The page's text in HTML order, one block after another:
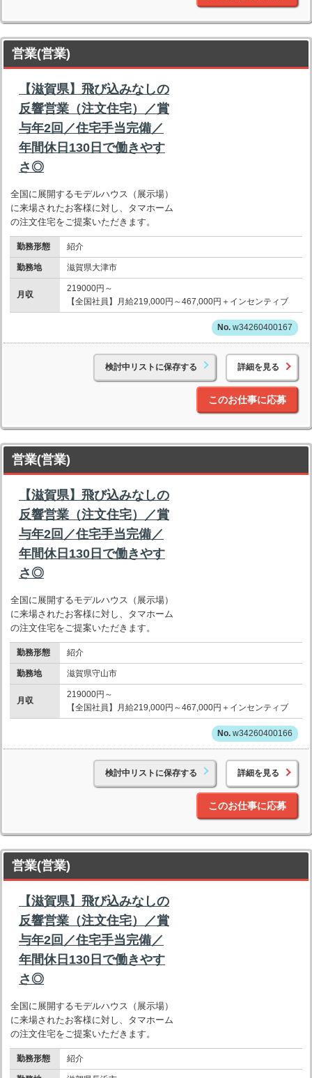
営業(営業)
【滋賀県】飛び込みなしの
反響営業（注文住宅）／賞
与年2回／住宅手当完備／
年間休日130日で働きやす
さ◎
全国に展開するモデルハウス（展示場）
に来場されたお客様に対し、タマホーム
の注文住宅をご提案いただきます。
勤務形態 紹介
勤務地 滋賀県大津市
月収
219000円～
【全国社員】月給219,000円～467,000円＋インセンティブ
w34260400167
検討中リストに保存する 詳細を見る
このお仕事に応募
営業(営業)
【滋賀県】飛び込みなしの
反響営業（注文住宅）／賞
与年2回／住宅手当完備／
年間休日130日で働きやす
さ◎
全国に展開するモデルハウス（展示場）
に来場されたお客様に対し、タマホーム
の注文住宅をご提案いただきます。
勤務形態 紹介
勤務地 滋賀県守山市
月収
219000円～
【全国社員】月給219,000円～467,000円＋インセンティブ
w34260400166
検討中リストに保存する 詳細を見る
このお仕事に応募
営業(営業)
【滋賀県】飛び込みなしの
反響営業（注文住宅）／賞
与年2回／住宅手当完備／
年間休日130日で働きやす
さ◎
全国に展開するモデルハウス（展示場）
に来場されたお客様に対し、タマホーム
の注文住宅をご提案いただきます。
勤務形態 紹介